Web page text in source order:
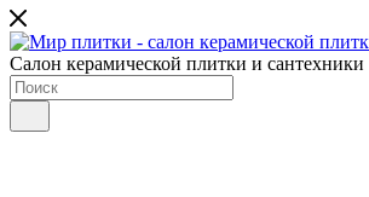
Салон керамической плитки и сантехники